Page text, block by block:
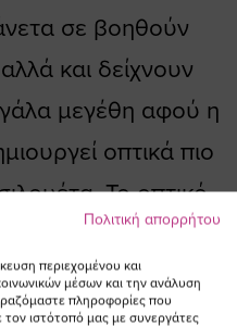
σε βοηθούν
και δείχνουν
μεγέθη αφού η
οπτικά πιο
Το οπτικό
βοηθάει επίσης να
τέλεια όταν
Πολιτική απορρήτου
περιεχομένου και
μέσων και την ανάλυση
πληροφορίες που
ιστότοπό μας με συνεργάτες